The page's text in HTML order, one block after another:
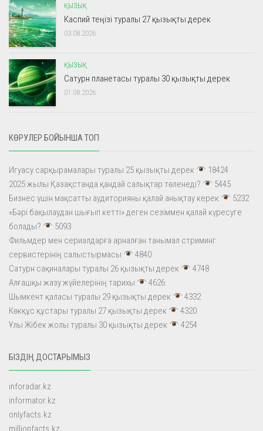
ҚЫЗЫҚ
Каспий теңізі туралы 27 қызықты дерек
03.08.2026
ҚЫЗЫҚ
Сатурн планетасы туралы 30 қызықты дерек
01.08.2026
КӨРУЛЕР БОЙЫНША ТОП
Игуасу сарқырамалары туралы 25 қызықты дерек
18424
2025 жылы Қазақстанда қандай салықтар төленеді?
5445
Бизнес үшін мақсатты аудиторияны қалай анықтау керек
5232
«Бәрі бақылаудан шығып кетті» деген сезіммен қалай күресуге
болады?
5093
Фильмдер мен сериалдарға арналған танымал стриминг
сервистерінің салыстырмасы
4840
Сатурн сақиналары туралы 26 қызықты дерек
4748
Алғашқы жазу жүйелерінің тарихы
4626
Шымкент қаласы туралы 29 қызықты дерек
4332
Көкқұс құстары туралы 27 қызықты дерек
4320
Ұлы Жібек жолы туралы 30 қызықты дерек
4254
БІЗДІҢ ДОСТАРЫМЫЗ
inforadar.kz
informator.kz
onlyfacts.kz
millionfacts.kz